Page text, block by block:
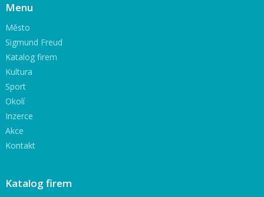
Menu
Město
Sigmund Freud
Katalog firem
Kultura
Sport
Okolí
Inzerce
Akce
Kontakt
Katalog firem